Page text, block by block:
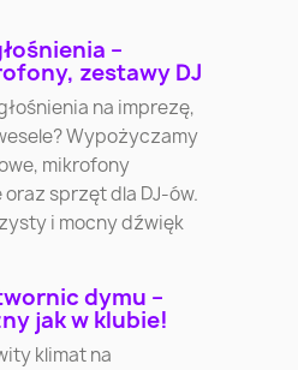
–
zestawy DJ
na imprezę,
Wypożyczamy
mikrofony
sprzęt dla DJ-ów.
i mocny dźwięk
dymu –
jak w klubie!
klimat na